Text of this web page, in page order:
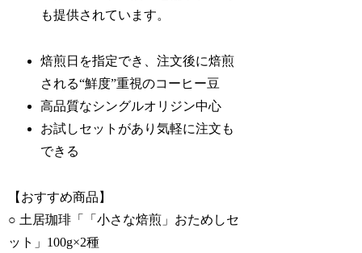
も提供されています。
焙煎日を指定でき、注文後に焙煎
される“鮮度”重視のコーヒー豆
高品質なシングルオリジン中心
お試しセットがあり気軽に注文も
できる
【おすすめ商品】
○ 土居珈琲「「小さな焙煎」おためしセ
ット」100g×2種